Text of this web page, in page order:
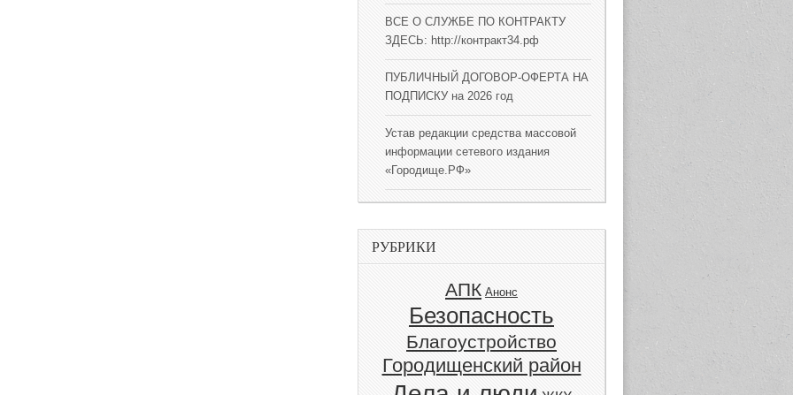
ВСЕ О СЛУЖБЕ ПО КОНТРАКТУ
ЗДЕСЬ: http://контракт34.рф
ПУБЛИЧНЫЙ ДОГОВОР-ОФЕРТА НА
ПОДПИСКУ на 2026 год
Устав редакции средства массовой
информации сетевого издания
«Городище.РФ»
РУБРИКИ
АПК Анонс
Безопасность
Благоустройство
Городищенский район